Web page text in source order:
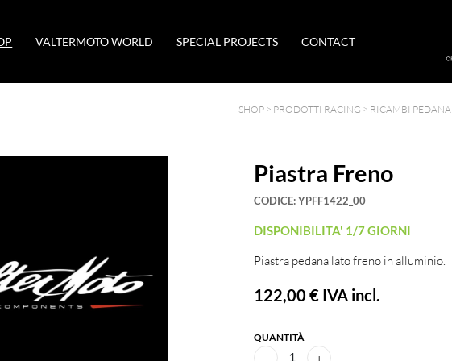
VALTERMOTO WORLD SPECIAL PROJECTS CONTACT
SHOP > PRODOTTI RACING > RICAMBI PEDANA
Piastra Freno
CODICE:YPFF1422_00
DISPONIBILITA' 1/7 GIORNI
Piastra pedana lato freno in alluminio.
122,00 €IVA incl.
QUANTITÀ
- 1 +